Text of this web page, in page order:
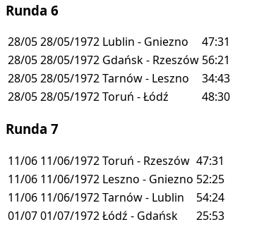
Runda 6
28/0528/05/1972 Lublin - Gniezno
47:31
28/0528/05/1972 Gdańsk - Rzeszów 56:21
28/0528/05/1972Tarnów - Leszno
34:43
28/0528/05/1972Toruń - Łódź 48:30
Runda 7
11/06 11/06/1972Toruń - Rzeszów 47:31
11/06 11/06/1972 Leszno - Gniezno 52:25
11/06 11/06/1972Tarnów - Lublin
54:24
01/0701/07/1972Łódź - Gdańsk 25:53